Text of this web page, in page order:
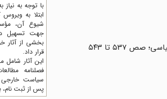
۵۳۷ تا ۵۴۳
با توجه به
شیوع آن،
جهت تسهیل
بخشی از آثار
قرار داد.
این آثار شامل
فصلنامه‌
سیاست خارجی
پس از ثبت نام،